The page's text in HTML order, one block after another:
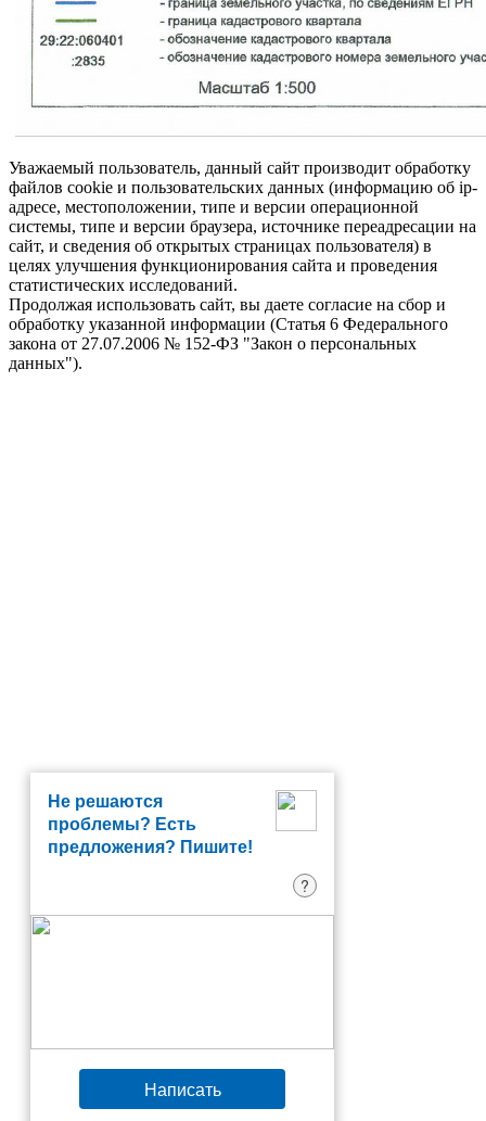
Уважаемый пользователь, данный сайт производит обработку
файлов cookie и пользовательских данных (информацию об ip-
адресе, местоположении, типе и версии операционной
системы, типе и версии браузера, источнике переадресации на
сайт, и сведения об открытых страницах пользователя) в
целях улучшения функционирования сайта и проведения
статистических исследований.
Продолжая использовать сайт, вы даете согласие на сбор и
обработку указанной информации (Статья 6 Федерального
закона от 27.07.2006 № 152-ФЗ "Закон о персональных
данных").
Не решаются
проблемы? Есть
предложения? Пишите!
?
Написать